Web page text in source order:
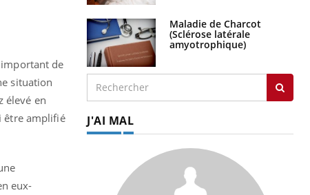
de
situation
élevé en
être amplifié
eux-
Maladie de Charcot
(Sclérose latérale
amyotrophique)
J'AI MAL